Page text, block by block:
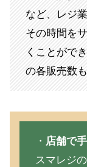
など、レジ
その時間を
くことがで
の各販売数
・ 店舗で
スマレジ